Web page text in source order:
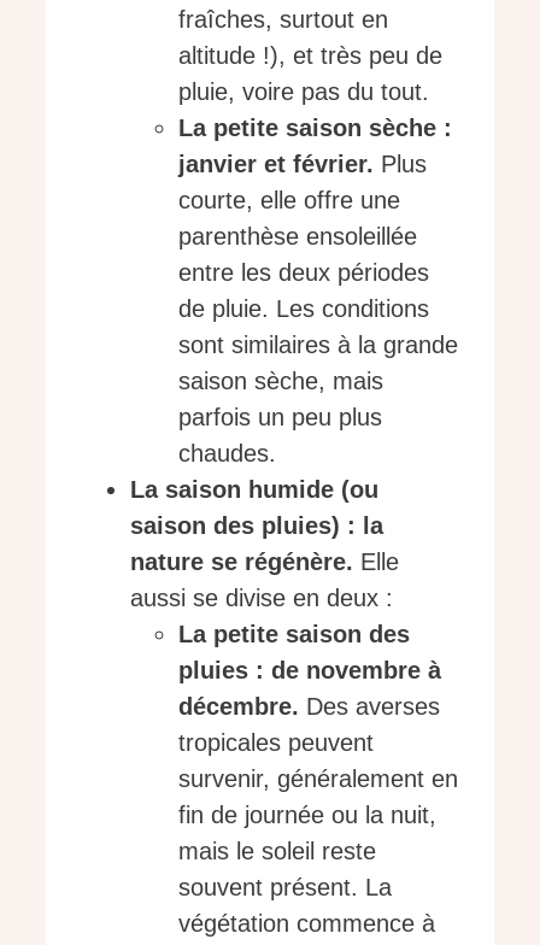
fraîches, surtout en
altitude !), et très peu de
pluie, voire pas du tout.
La petite saison sèche :
janvier et février. Plus
courte, elle offre une
parenthèse ensoleillée
entre les deux périodes
de pluie. Les conditions
sont similaires à la grande
saison sèche, mais
parfois un peu plus
chaudes.
La saison humide (ou
saison des pluies) : la
nature se régénère. Elle
aussi se divise en deux :
La petite saison des
pluies : de novembre à
décembre. Des averses
tropicales peuvent
survenir, généralement en
fin de journée ou la nuit,
mais le soleil reste
souvent présent. La
végétation commence à